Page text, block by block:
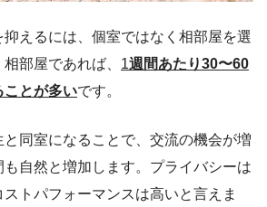
えるには、個室ではなく相部屋を選
部屋であれば、 1週間あたり30〜60
ことが多いです。
同室になることで、交流の機会が増
も自然と増加します。プライバシーは
トパフォーマンスは高いと言えま